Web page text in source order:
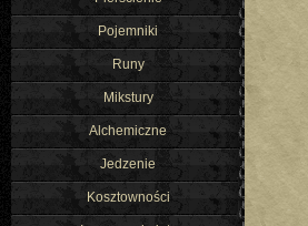
Pojemniki
Runy
Mikstury
Alchemiczne
Jedzenie
Kosztowności